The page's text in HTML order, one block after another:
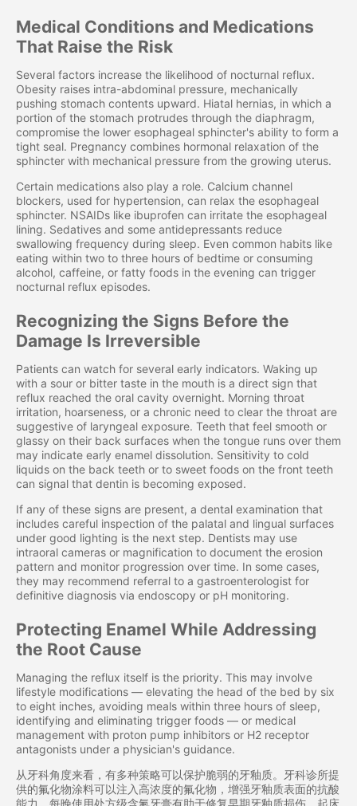
Medical Conditions and Medications
That Raise the Risk
Several factors increase the likelihood of nocturnal reflux.
Obesity raises intra-abdominal pressure, mechanically
pushing stomach contents upward. Hiatal hernias, in which a
portion of the stomach protrudes through the diaphragm,
compromise the lower esophageal sphincter's ability to form a
tight seal. Pregnancy combines hormonal relaxation of the
sphincter with mechanical pressure from the growing uterus.
Certain medications also play a role. Calcium channel
blockers, used for hypertension, can relax the esophageal
sphincter. NSAIDs like ibuprofen can irritate the esophageal
lining. Sedatives and some antidepressants reduce
swallowing frequency during sleep. Even common habits like
eating within two to three hours of bedtime or consuming
alcohol, caffeine, or fatty foods in the evening can trigger
nocturnal reflux episodes.
Recognizing the Signs Before the
Damage Is Irreversible
Patients can watch for several early indicators. Waking up
with a sour or bitter taste in the mouth is a direct sign that
reflux reached the oral cavity overnight. Morning throat
irritation, hoarseness, or a chronic need to clear the throat are
suggestive of laryngeal exposure. Teeth that feel smooth or
glassy on their back surfaces when the tongue runs over them
may indicate early enamel dissolution. Sensitivity to cold
liquids on the back teeth or to sweet foods on the front teeth
can signal that dentin is becoming exposed.
If any of these signs are present, a dental examination that
includes careful inspection of the palatal and lingual surfaces
under good lighting is the next step. Dentists may use
intraoral cameras or magnification to document the erosion
pattern and monitor progression over time. In some cases,
they may recommend referral to a gastroenterologist for
definitive diagnosis via endoscopy or pH monitoring.
Protecting Enamel While Addressing
the Root Cause
Managing the reflux itself is the priority. This may involve
lifestyle modifications — elevating the head of the bed by six
to eight inches, avoiding meals within three hours of sleep,
identifying and eliminating trigger foods — or medical
management with proton pump inhibitors or H2 receptor
antagonists under a physician's guidance.
从牙科角度来看，有多种策略可以保护脆弱的牙釉质。牙科诊所提
供的氟化物涂料可以注入高浓度的氟化物，增强牙釉质表面的抗酸
能力。每晚使用处方级含氟牙膏有助于修复早期牙釉质损伤。起床